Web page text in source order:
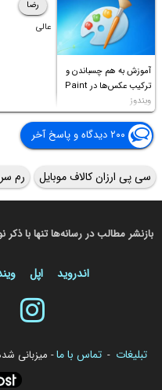
آموزش به هم چسباندن و
ترکیب عکس‌ها در Paint
ویندوز
رضا
عالی
۲۰۰ دیدگاه و پاسخ آخر
سی پی ارزان کالاف موبایل رم
بازنشر مطالب در رسانه‌ها تنها با ذکر
اندروید اپل
تبلیغات - تماس با ما- میزبانی